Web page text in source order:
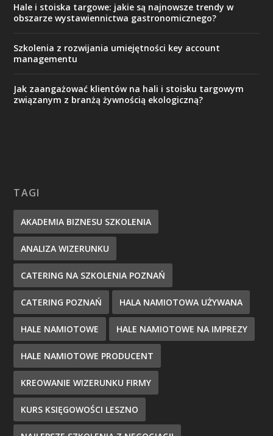
Hale i stoiska targowe: jakie są najnowsze trendy w
obszarze wystawiennictwa gastronomicznego?
Szkolenia z rozwijania umiejętności key account
managementu
Jak zaangażować klientów na hali i stoisku targowym
związanym z branżą żywnością ekologiczną?
TAGI
AKADEMIA BIZNESU SZKOLENIA
ANALIZA WIZERUNKU
CATERING NA SZKOLENIA POZNAŃ
CATERING POZNAŃ HALA NAMIOTOWA UŻYWANA
HALE NAMIOTOWE HALE NAMIOTOWE NA IMPREZY
HALE NAMIOTOWE PRODUCENT
KREOWANIE WIZERUNKU FIRMY
KURS KSIĘGOWOŚCI LESZNO